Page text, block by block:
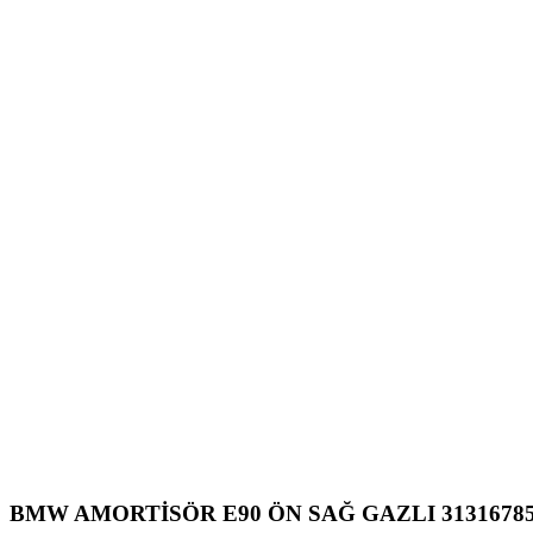
BMW AMORTİSÖR E90 ÖN SAĞ GAZLI